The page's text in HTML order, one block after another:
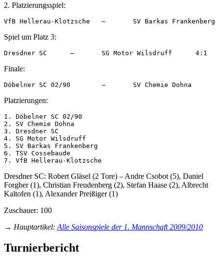
2. Platzierungsspiel:
Spiel um Platz 3:
Finale:
Platzierungen:
1. Döbelner SC 02/90
2. SV Chemie Dohna
3. Dresdner SC
4. SG Motor Wilsdruff
5. SV Barkas Frankenberg
6. TSV Cossebaude
Dresdner SC: Robert Gläsel (2 Tore) – Andre Csobot (5), Daniel
Forgber (1), Christian Freudenberg (2), Stefan Haase (2), Albrecht
Kaltofen (1), Alexander Preißiger (1)
Zuschauer: 100
→ Hauptartikel: Alle Saisonspiele der 1. Mannschaft 2009/2010
Turnierbericht